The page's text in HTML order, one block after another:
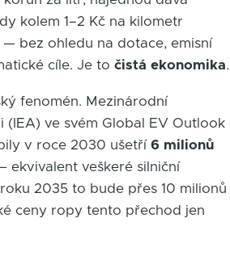
kolem 1–2 Kč na kilometr
— bez ohledu na dotace, emisní
cíle. Je to čistá ekonomika.
fenomén. Mezinárodní
ve svém Global EV Outlook
v roce 2030 ušetří 6 milionů
ekvivalent veškeré silniční
2035 to bude přes 10 milionů
ceny ropy tento přechod jen